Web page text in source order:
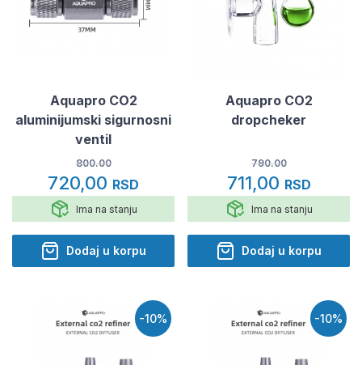
Aquapro CO2
aluminijumski sigurnosni
ventil
800.00
720,00 RSD
Ima na stanju
Dodaj u korpu
Aquapro CO2
dropcheker
790.00
711,00 RSD
Ima na stanju
Dodaj u korpu
-10% -10%